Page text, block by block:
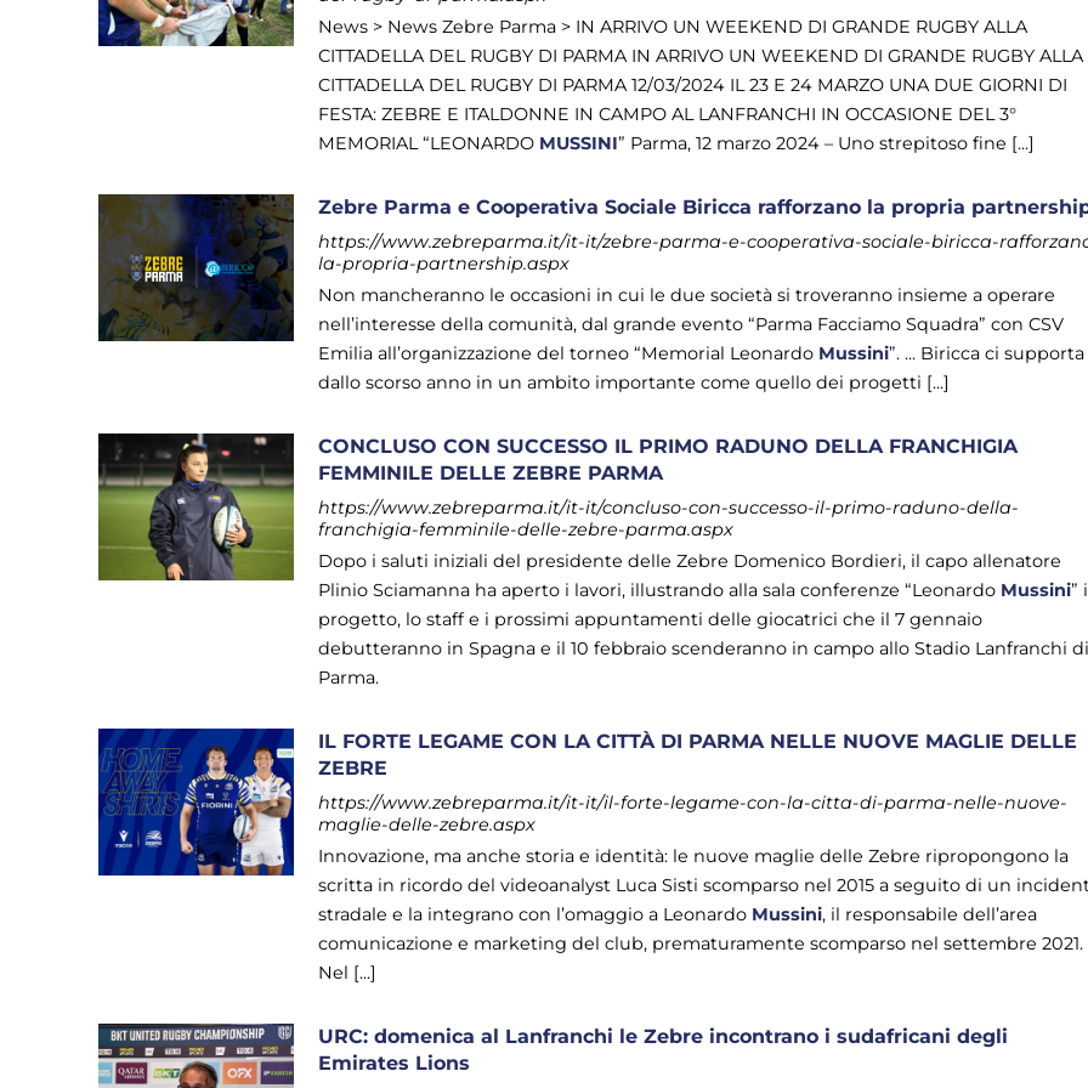
News > News Zebre Parma > IN ARRIVO UN WEEKEND DI GRANDE RUGBY ALLA
CITTADELLA DEL RUGBY DI PARMA IN ARRIVO UN WEEKEND DI GRANDE RUGBY ALLA
CITTADELLA DEL RUGBY DI PARMA 12/03/2024 IL 23 E 24 MARZO UNA DUE GIORNI DI
FESTA: ZEBRE E ITALDONNE IN CAMPO AL LANFRANCHI IN OCCASIONE DEL 3°
MEMORIAL “LEONARDO MUSSINI” Parma, 12 marzo 2024 – Uno strepitoso fine [...]
Zebre Parma e Cooperativa Sociale Biricca rafforzano la propria
https://www.zebreparma.it/it-it/zebre-parma-e-cooperativa-sociale-biricca-
la-propria-partnership.aspx
Non mancheranno le occasioni in cui le due società si troveranno insieme a operare
nell’interesse della comunità, dal grande evento “Parma Facciamo Squadra” con CSV
Emilia all’organizzazione del torneo “Memorial Leonardo Mussini”. ... Biricca ci supporta
dallo scorso anno in un ambito importante come quello dei progetti [...]
CONCLUSO CON SUCCESSO IL PRIMO RADUNO DELLA FRANCHIGIA
FEMMINILE DELLE ZEBRE PARMA
https://www.zebreparma.it/it-it/concluso-con-successo-il-primo-raduno-della-
franchigia-femminile-delle-zebre-parma.aspx
Dopo i saluti iniziali del presidente delle Zebre Domenico Bordieri, il capo allenatore
Plinio Sciamanna ha aperto i lavori, illustrando alla sala conferenze “Leonardo Mussini”
progetto, lo staff e i prossimi appuntamenti delle giocatrici che il 7 gennaio
debutteranno in Spagna e il 10 febbraio scenderanno in campo allo Stadio Lanfranchi
Parma.
IL FORTE LEGAME CON LA CITTÀ DI PARMA NELLE NUOVE MAGLIE DELLE
ZEBRE
https://www.zebreparma.it/it-it/il-forte-legame-con-la-citta-di-parma-nelle-nuove-
maglie-delle-zebre.aspx
Innovazione, ma anche storia e identità: le nuove maglie delle Zebre ripropongono la
scritta in ricordo del videoanalyst Luca Sisti scomparso nel 2015 a seguito di un
stradale e la integrano con l’omaggio a Leonardo Mussini, il responsabile dell’area
comunicazione e marketing del club, prematuramente scomparso nel settembre 2021.
Nel [...]
URC: domenica al Lanfranchi le Zebre incontrano i sudafricani degli
Emirates Lions